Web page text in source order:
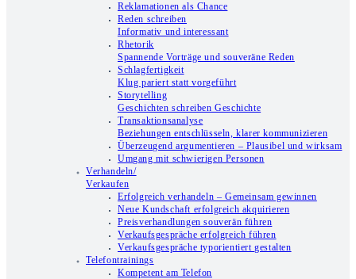
Reklamationen als Chance
Reden schreiben
Informativ und interessant
Rhetorik
Spannende Vorträge und souveräne Reden
Schlagfertigkeit
Klug pariert statt vorgeführt
Storytelling
Geschichten schreiben Geschichte
Transaktionsanalyse
Beziehungen entschlüsseln, klarer kommunizieren
Überzeugend argumentieren – Plausibel und wirksam
Umgang mit schwierigen Personen
Verhandeln/
Verkaufen
Erfolgreich verhandeln – Gemeinsam gewinnen
Neue Kundschaft erfolgreich akquirieren
Preisverhandlungen souverän führen
Verkaufsgespräche erfolgreich führen
Verkaufsgespräche typorientiert gestalten
Telefontrainings
Kompetent am Telefon